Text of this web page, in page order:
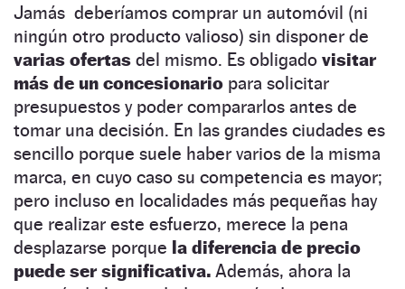
Jamás deberíamos comprar un automóvil (ni
ningún otro producto valioso) sin disponer de
varias ofertas del mismo. Es obligado visitar
más de un concesionario para solicitar
presupuestos y poder compararlos antes de
tomar una decisión. En las grandes ciudades es
sencillo porque suele haber varios de la misma
marca, en cuyo caso su competencia es mayor;
pero incluso en localidades más pequeñas hay
que realizar este esfuerzo, merece la pena
desplazarse porque la diferencia de precio
puede ser significativa. Además, ahora la